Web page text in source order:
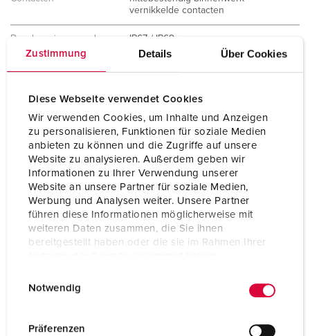
Zustimmung Details Über Cookies
Diese Webseite verwendet Cookies
Wir verwenden Cookies, um Inhalte und Anzeigen
zu personalisieren, Funktionen für soziale Medien
anbieten zu können und die Zugriffe auf unsere
Website zu analysieren. Außerdem geben wir
Informationen zu Ihrer Verwendung unserer
Website an unsere Partner für soziale Medien,
Werbung und Analysen weiter. Unsere Partner
führen diese Informationen möglicherweise mit
weiteren Daten zusammen, die Sie ihnen
bereitgestellt haben oder die sie im Rahmen Ihrer
Notwendig
Präferenzen
vernikkelde contacten
Beschermingsgraad IP67 / IP69
Certificeringen
CB Zertifikat